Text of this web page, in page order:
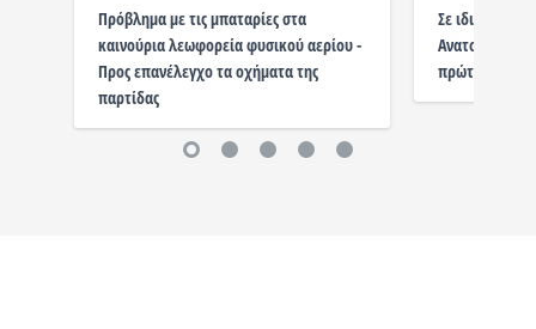
Πρόβλημα με τις μπαταρίες στα
καινούρια λεωφορεία φυσικού αερίου -
Προς επανέλεγχο τα οχήματα της
παρτίδας
Σε ιδιώτες
Ανατολικής
πρώτα